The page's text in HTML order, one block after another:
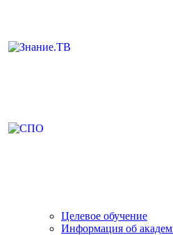
Целевое обучение
Информация об